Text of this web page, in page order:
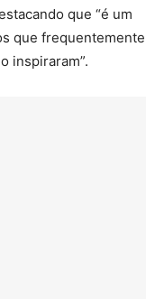
que “é um
que frequentemente
inspiraram”.